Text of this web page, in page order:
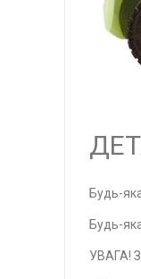
Будь-
Будь-
УВАГА!